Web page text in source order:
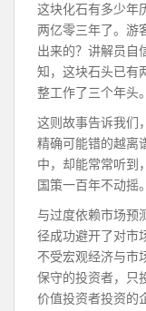
这块化石有多少年
两亿零三年了。游
出来的？讲解员自
知，这块石头已有
整工作了三个年头。
这则故事告诉我们
精确可能错的越离
中，却能常常听到
国策一百年不动摇
与过度依赖市场预
径成功避开了对市
不受宏观经济与市
保守的投资者，只
价值投资者投资的